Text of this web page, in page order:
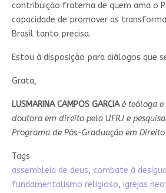
contribuição fraterna de quem ama o
capacidade de promover as
Brasil tanto precisa.
Estou à disposição para diálogos que
Grata,
LUSMARINA CAMPOS GARCIAé teóloga e
doutora em direito pela UFRJ e
Programa de Pós-Graduação em Direito
Tags
assembleia de deus, combate à
fundamentalismo religioso, igrejas